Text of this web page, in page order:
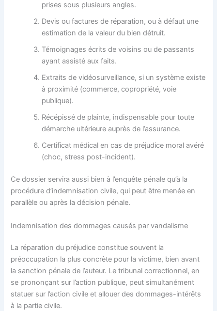
prises sous plusieurs angles.
Devis ou factures de réparation, ou à défaut une
estimation de la valeur du bien détruit.
Témoignages écrits de voisins ou de passants
ayant assisté aux faits.
Extraits de vidéosurveillance, si un système existe
à proximité (commerce, copropriété, voie
publique).
Récépissé de plainte, indispensable pour toute
démarche ultérieure auprès de l’assurance.
Certificat médical en cas de préjudice moral avéré
(choc, stress post-incident).
Ce dossier servira aussi bien à l’enquête pénale qu’à la
procédure d’indemnisation civile, qui peut être menée en
parallèle ou après la décision pénale.
Indemnisation des dommages causés par vandalisme
La réparation du préjudice constitue souvent la
préoccupation la plus concrète pour la victime, bien avant
la sanction pénale de l’auteur. Le tribunal correctionnel, en
se prononçant sur l’action publique, peut simultanément
statuer sur l’action civile et allouer des dommages-intérêts
à la partie civile.